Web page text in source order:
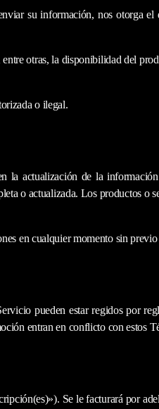
su información, nos otorga el
otras, la disponibilidad del
o ilegal.
la actualización de la
o actualizada. Los productos o
en cualquier momento sin
pueden estar regidos por
entran en conflicto con estos
Se le facturará por